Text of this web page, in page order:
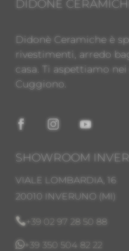
DIDONÈ CERAMICHE
Didonè Ceramiche è
rivestimenti, arredo
casa. Ti aspettiamo
Cuggiono.
SHOWROOM
VIALE LOMBARDIA, 16
20010 INVERUNO (MI)
+39 02 97 28 50 88
+39 350 504 82 22